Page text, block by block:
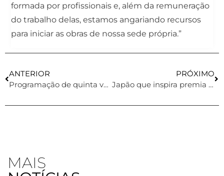
formada por profissionais e, além da remuneração
do trabalho delas, estamos angariando recursos
para iniciar as obras de nossa sede própria.”
ANTERIOR
Programação de quinta vem recheada de esporte, shows e danças tradicionais
PRÓXIMO
Japão que inspira premia os melhores trabalhos
MAIS